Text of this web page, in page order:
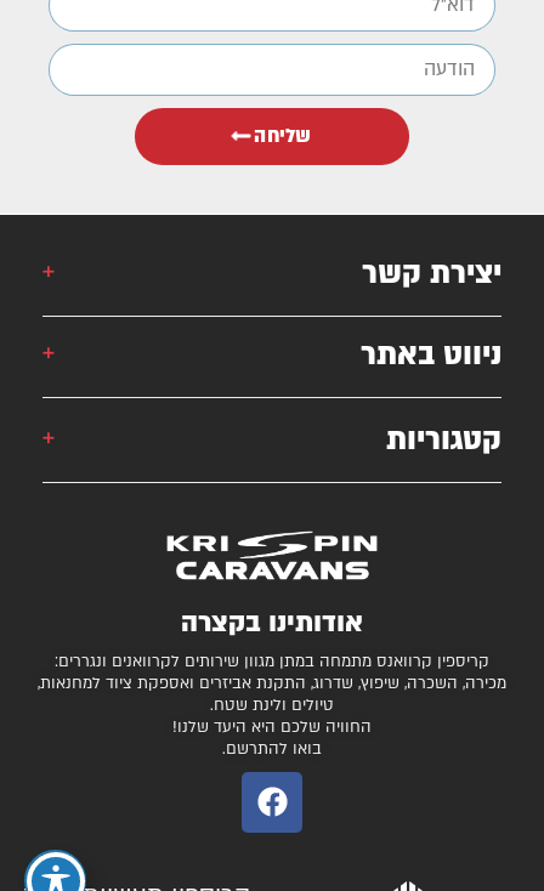
שליחה
יצירת קשר
אורן: 052-6868777
krispincaravans@gmail.com
עצמונה 16, אזה"ת מישור אדומים
ניווט באתר
קרוואן
השירותים שלנו
חניונים מומלצים
יצירת קשר
קטגוריות
ציוד ואביזרים נלווים
אודותינו בקצרה
קריספין קרוואנס מתמחה במתן מגוון שירותים לקרוואנים ונגררים:
מכירה, השכרה, שיפוץ, שדרוג, התקנת אביזרים ואספקת ציוד למחנאות,
טיולים ולינת שטח.
החוויה שלכם היא היעד שלנו!
בואו להתרשם.